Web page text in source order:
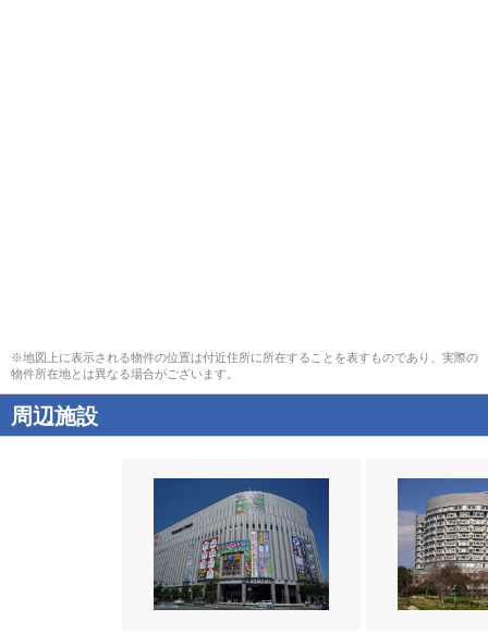
※地図上に表示される物件の位置は付近住所に所在することを表すものであり、実際の
物件所在地とは異なる場合がございます。
周辺施設